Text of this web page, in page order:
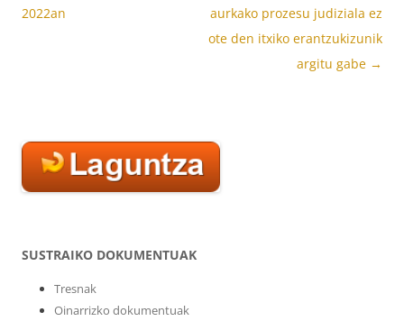
2022an
aurkako prozesu judiziala ez
ote den itxiko erantzukizunik
argitu gabe →
SUSTRAIKO DOKUMENTUAK
Tresnak
Oinarrizko dokumentuak